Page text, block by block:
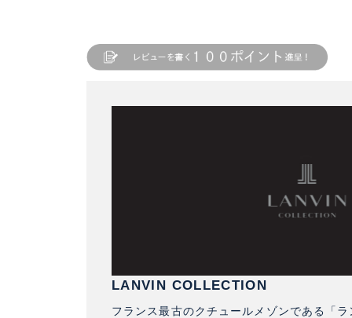
LANVIN COLLECTION
フランス最古のクチュールメゾンである「